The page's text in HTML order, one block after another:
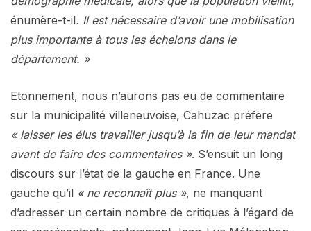
énumère-t-il. Il est nécessaire d’avoir une mobilisation
plus importante à tous les échelons dans le
département. »
Etonnement, nous n’aurons pas eu de commentaire
sur la municipalité villeneuvoise, Cahuzac préfère
« laisser les élus travailler jusqu’à la fin de leur mandat
avant de faire des commentaires ». S’ensuit un long
discours sur l’état de la gauche en France. Une
gauche qu’il « ne reconnaît plus », ne manquant
d’adresser un certain nombre de critiques à l’égard de